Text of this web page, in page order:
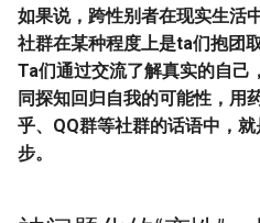
如果说，跨性别者在现实生活
社群在某种程度上是ta们抱团
Ta们通过交流了解真实的自己
同探知回归自我的可能性，用
乎、QQ群等社群的话语中，
步。